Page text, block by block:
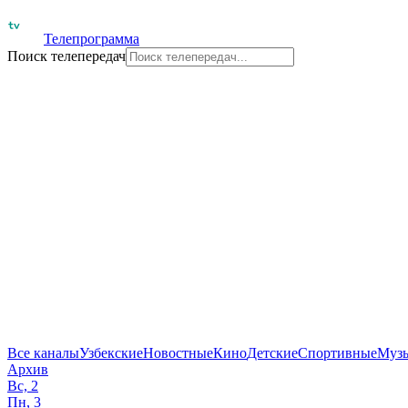
Телепрограмма
Поиск телепередач
Все каналыУзбекскиеНовостныеКиноДетскиеСпортивные
Архив
Вс, 2
Пн, 3